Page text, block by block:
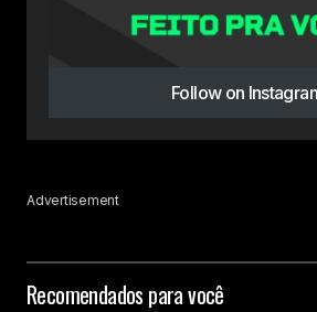
Follow on
Advertisement
Recomendados para você